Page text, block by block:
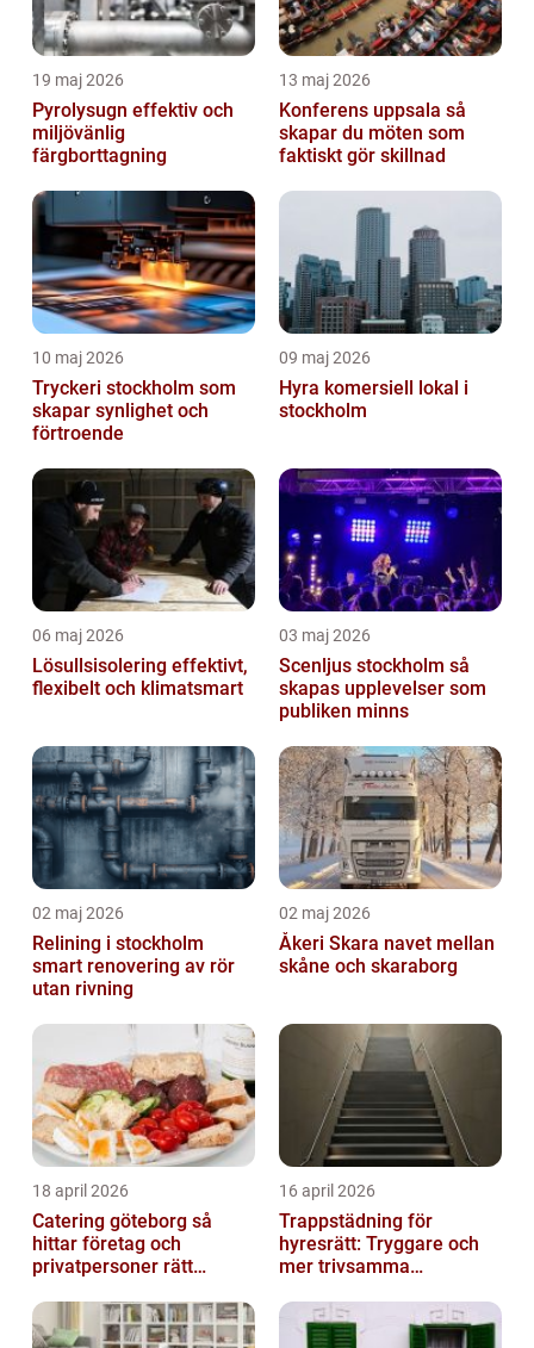
19 maj 2026
Pyrolysugn effektiv och
miljövänlig
färgborttagning
13 maj 2026
Konferens uppsala så
skapar du möten som
faktiskt gör skillnad
10 maj 2026
Tryckeri stockholm som
skapar synlighet och
förtroende
09 maj 2026
Hyra komersiell lokal i
stockholm
06 maj 2026
Lösullsisolering effektivt,
flexibelt och klimatsmart
03 maj 2026
Scenljus stockholm så
skapas upplevelser som
publiken minns
02 maj 2026
Relining i stockholm
smart renovering av rör
utan rivning
02 maj 2026
Åkeri Skara navet mellan
skåne och skaraborg
18 april 2026
Catering göteborg så
hittar företag och
privatpersoner rätt
16 april 2026
Trappstädning för
hyresrätt: Tryggare och
mer trivsamma